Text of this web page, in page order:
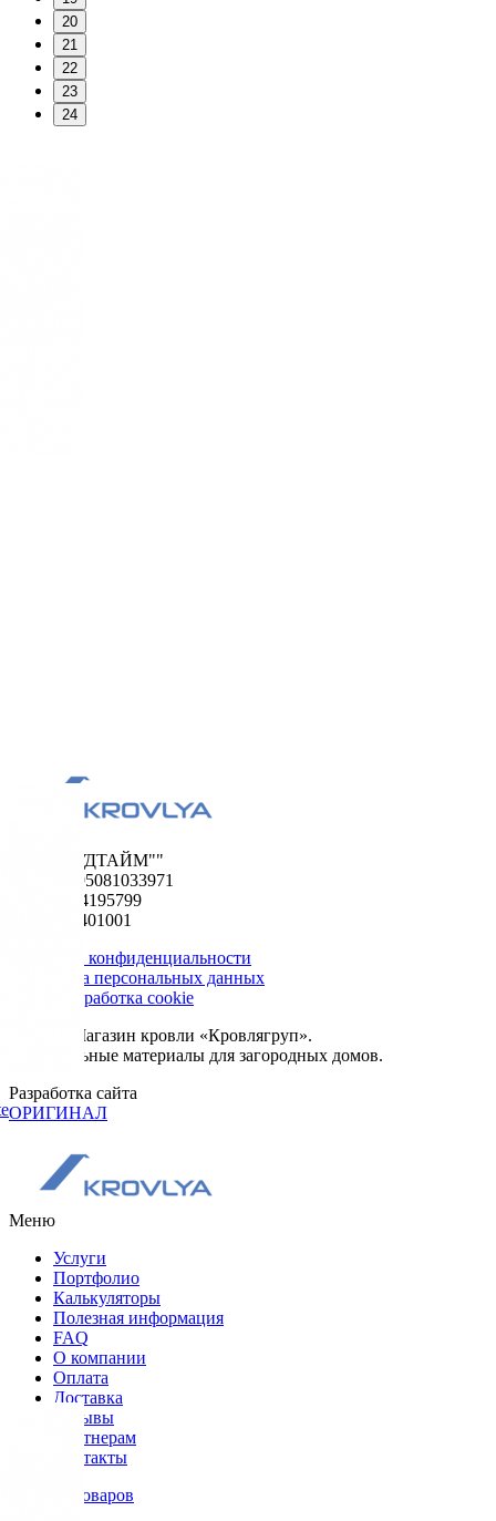
20
21
22
23
24
ООО "ФУДТАЙМ""
ОГРН 1195081033971
ИНН 5024195799
КПП 502401001
Политика конфиденциальности
Обработка персональных данных
Сбор и обработка cookie
© 2026. Магазин кровли «Кровлягруп».
Строительные материалы для загородных домов.
Разработка сайта
ОРИГИНАЛ
Меню
Услуги
Портфолио
Калькуляторы
Полезная информация
FAQ
О компании
Оплата
Доставка
Отзывы
Партнерам
Контакты
Каталог товаров